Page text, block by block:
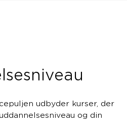
udbyder kurser, der
og din